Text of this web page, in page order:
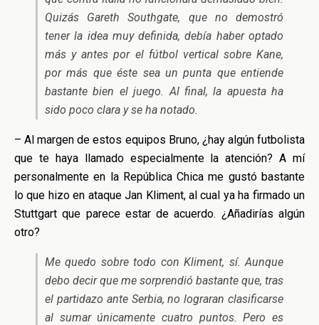
Quizás Gareth Southgate, que no demostró
tener la idea muy definida, debía haber optado
más y antes por el fútbol vertical sobre Kane,
por más que éste sea un punta que entiende
bastante bien el juego. Al final, la apuesta ha
sido poco clara y se ha notado.
– Al margen de estos equipos Bruno, ¿hay algún futbolista
que te haya llamado especialmente la atención? A mí
personalmente en la República Chica me gustó bastante
lo que hizo en ataque Jan Kliment, al cual ya ha firmado un
Stuttgart que parece estar de acuerdo. ¿Añadirías algún
otro?
Me quedo sobre todo con Kliment, sí. Aunque
debo decir que me sorprendió bastante que, tras
el partidazo ante Serbia, no lograran clasificarse
al sumar únicamente cuatro puntos. Pero es